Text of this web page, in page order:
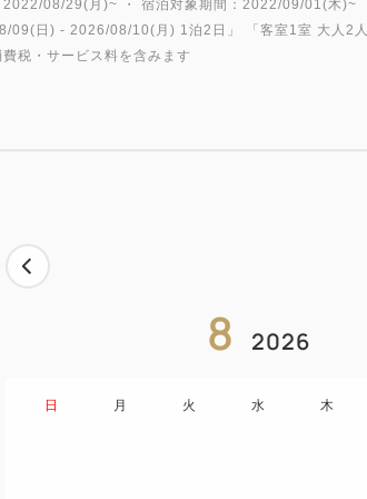
08/29(月)~ ・ 宿泊対象期間：2022/09/01(木)~
09(日) - 2026/08/10(月) 1泊2日 」 「 客室1室 大人2人
税・サービス料を含みます
8 2026
日 月 火 水 木